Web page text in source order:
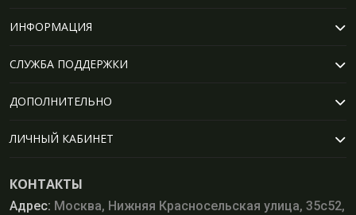
ИНФОРМАЦИЯ
СЛУЖБА ПОДДЕРЖКИ
ДОПОЛНИТЕЛЬНО
ЛИЧНЫЙ КАБИНЕТ
КОНТАКТЫ
Адрес: Москва, Нижняя Красносельская улица, 35с52,